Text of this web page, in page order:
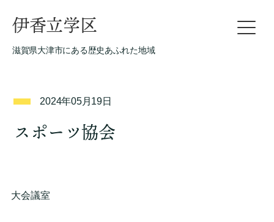
伊香立学区
滋賀県大津市にある歴史あふれた地域
2024年05月19日
スポーツ協会
大会議室